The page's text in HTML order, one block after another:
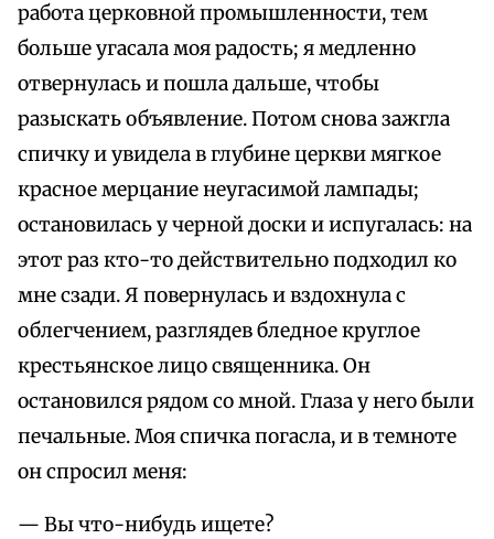
работа церковной промышленности, тем
больше угасала моя радость; я медленно
отвернулась и пошла дальше, чтобы
разыскать объявление. Потом снова зажгла
спичку и увидела в глубине церкви мягкое
красное мерцание неугасимой лампады;
остановилась у черной доски и испугалась: на
этот раз кто-то действительно подходил ко
мне сзади. Я повернулась и вздохнула с
облегчением, разглядев бледное круглое
крестьянское лицо священника. Он
остановился рядом со мной. Глаза у него были
печальные. Моя спичка погасла, и в темноте
он спросил меня:
— Вы что-нибудь ищете?